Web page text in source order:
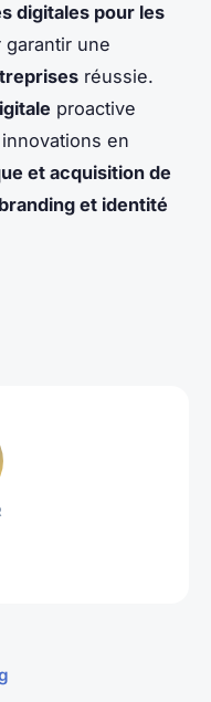
digitales pour les
une
réussie.
proactive
en
et acquisition de
branding et identité